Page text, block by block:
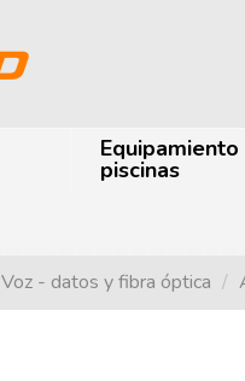
Equipamiento
piscinas
Voz - datos y fibra óptica